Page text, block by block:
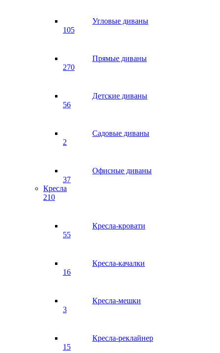
Угловые диваны
105
Прямые диваны
270
Детские диваны
56
Садовые диваны
2
Офисные диваны
37
Кресла
210
Кресла-кровати
55
Кресла-качалки
16
Кресла-мешки
3
Кресла-реклайнер
15